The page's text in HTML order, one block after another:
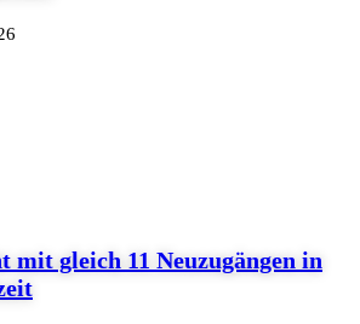
mit gleich 11 Neuzugängen in